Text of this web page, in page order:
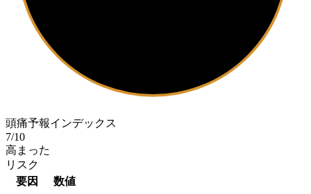
頭痛予報インデックス
7/10
高まった
リスク
要因
数値